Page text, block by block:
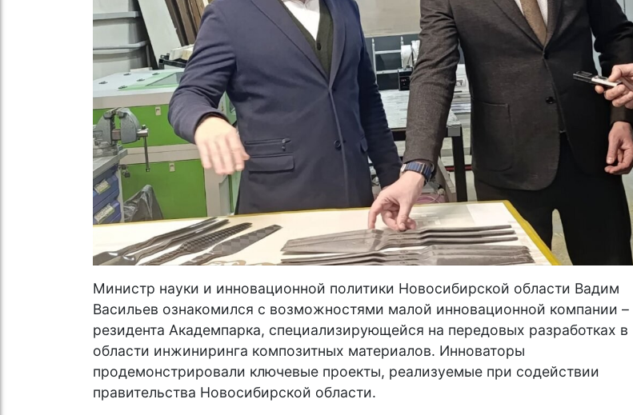
Министр науки и инновационной политики Новосибирской области Вадим
Васильев ознакомился с возможностями малой инновационной компании –
резидента Академпарка, специализирующейся на передовых разработках в
области инжиниринга композитных материалов. Инноваторы
продемонстрировали ключевые проекты, реализуемые при содействии
правительства Новосибирской области.